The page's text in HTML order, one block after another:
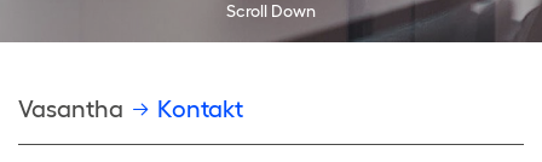
Scroll Down
Pfadnavigation
Vasantha Kontakt